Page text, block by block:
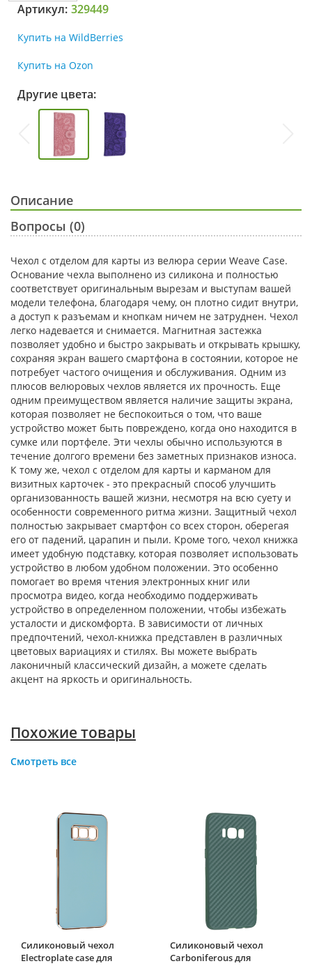
Артикул: 329449
Купить на WildBerries
Купить на Ozon
Другие цвета:
Описание
Вопросы (0)
Чехол с отделом для карты из велюра серии Weave Case.
Основание чехла выполнено из силикона и полностью
соответствует оригинальным вырезам и выступам вашей
модели телефона, благодаря чему, он плотно сидит внутри,
а доступ к разъемам и кнопкам ничем не затруднен. Чехол
легко надевается и снимается. Магнитная застежка
позволяет удобно и быстро закрывать и открывать крышку,
сохраняя экран вашего смартфона в состоянии, которое не
потребует частого очищения и обслуживания. Одним из
плюсов велюровых чехлов является их прочность. Еще
одним преимуществом является наличие защиты экрана,
которая позволяет не беспокоиться о том, что ваше
устройство может быть повреждено, когда оно находится в
сумке или портфеле. Эти чехлы обычно используются в
течение долгого времени без заметных признаков износа.
К тому же, чехол с отделом для карты и карманом для
визитных карточек - это прекрасный способ улучшить
организованность вашей жизни, несмотря на всю суету и
особенности современного ритма жизни. Защитный чехол
полностью закрывает смартфон со всех сторон, оберегая
его от падений, царапин и пыли. Кроме того, чехол книжка
имеет удобную подставку, которая позволяет использовать
устройство в любом удобном положении. Это особенно
помогает во время чтения электронных книг или
просмотра видео, когда необходимо поддерживать
устройство в определенном положении, чтобы избежать
усталости и дискомфорта. В зависимости от личных
предпочтений, чехол-книжка представлен в различных
цветовых вариациях и стилях. Вы можете выбрать
лаконичный классический дизайн, а можете сделать
акцент на яркость и оригинальность.
Похожие товары
Смотреть все
Силиконовый чехол
Electroplate case для
Силиконовый чехол
Carboniferous для